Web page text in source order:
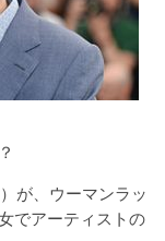
が、ウーマンラッ
でアーティストの